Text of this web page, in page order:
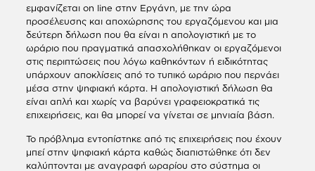
εμφανίζεται on line στην Εργάνη, με την ώρα
προσέλευσης και αποχώρησης του εργαζόμενου και μια
δεύτερη δήλωση που θα είναι η απολογιστική με το
ωράριο που πραγματικά απασχολήθηκαν οι εργαζόμενοι
στις περιπτώσεις που λόγω καθηκόντων ή ειδικότητας
υπάρχουν αποκλίσεις από το τυπικό ωράριο που περνάει
μέσα στην ψηφιακή κάρτα. Η απολογιστική δήλωση θα
είναι απλή και χωρίς να βαρύνει γραφειοκρατικά τις
επιχειρήσεις, και θα μπορεί να γίνεται σε μηνιαία βάση.
Το πρόβλημα εντοπίστηκε από τις επιχειρήσεις που έχουν
μπεί στην ψηφιακή κάρτα καθώς διαπιστώθηκε ότι δεν
καλύπτονται με αναγραφή ωραρίου στο σύστημα οι